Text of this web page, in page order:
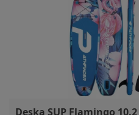
Deska SUP Flamingo 10.2